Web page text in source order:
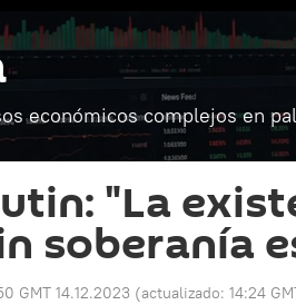
económicos complejos en
"La
soberanía
GMT 14.12.2023 (actualizado: 14:24